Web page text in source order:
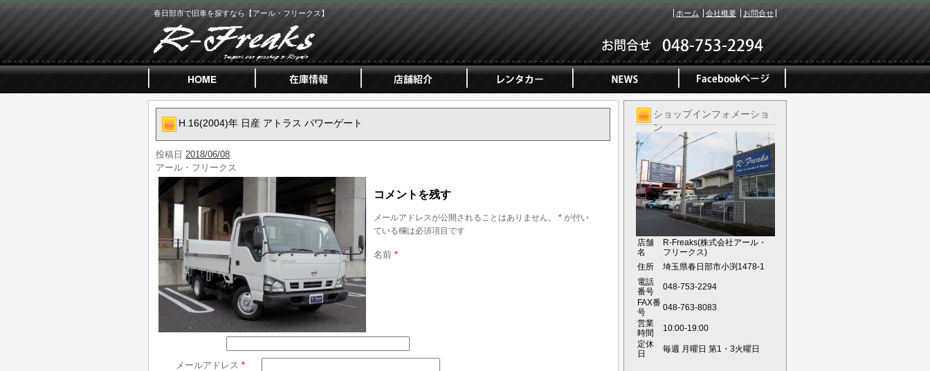
春日部市で旧車を探すなら【アール・フリークス】 ホーム 会社概要 お問合せ
ショップインフォメーショ
ン
店舗
名
R-Freaks(株式会社アール・
フリークス)
住所
埼玉県春日部市小渕1478-1
電話
番号
048-753-2294
FAX番
号
048-763-8083
営業
時間
10:00-19:00
定休
日
毎週 月曜日 第1・3火曜日
H.16(2004)年 日産 アトラス パワーゲート
投稿日 2018/06/08
アール・フリークス
コメントを残す
メールアドレスが公開されることはありません。 * が付い
ている欄は必須項目です
名前 *
メールアドレス *